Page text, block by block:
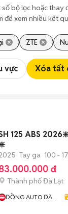
bộ lọc hoặc thay
để xem nhiều kết
ZTE
vực Xóa tất
125 ABS
Tay ga 100 -
đ
Thành phố Đà Lạt
ĐỒNG AUTO ĐÀ